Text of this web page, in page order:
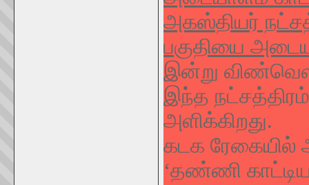
அகஸ்தியர்
பகுதியை
இன்று
இந்த
அளிக்கிறது.
கடக ரேகையில்
‘தண்ணி